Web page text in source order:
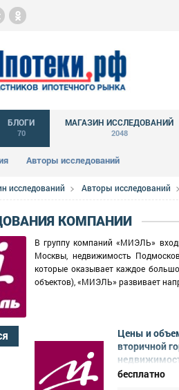
БЛОГИ
70
МАГАЗИН ИССЛЕДОВАНИЙ
2048
Авторы исследований
исследований Авторы исследований
КОМПАНИИ
В группу компаний «МИЭЛЬ»
Москвы, недвижимость
которые оказывает каждое
объектов), «МИЭЛЬ» развивает
Цены и
вторичной
февраль 2024
бесплатно